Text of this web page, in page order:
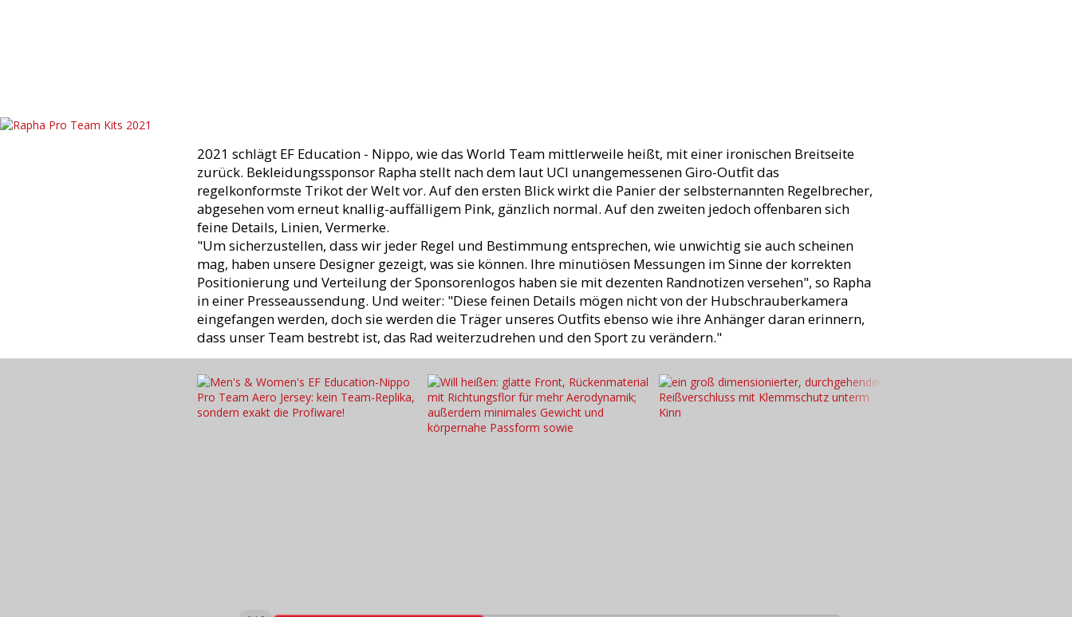
2021 schlägt EF Education - Nippo, wie das World Team mittlerweile heißt, mit einer ironischen Breitseite
zurück. Bekleidungssponsor Rapha stellt nach dem laut UCI unangemessenen Giro-Outfit das
regelkonformste Trikot der Welt vor. Auf den ersten Blick wirkt die Panier der selbsternannten Regelbrecher,
abgesehen vom erneut knallig-auffälligem Pink, gänzlich normal. Auf den zweiten jedoch offenbaren sich
feine Details, Linien, Vermerke.
"Um sicherzustellen, dass wir jeder Regel und Bestimmung entsprechen, wie unwichtig sie auch scheinen
mag, haben unsere Designer gezeigt, was sie können. Ihre minutiösen Messungen im Sinne der korrekten
Positionierung und Verteilung der Sponsorenlogos haben sie mit dezenten Randnotizen versehen", so Rapha
in einer Presseaussendung. Und weiter: "Diese feinen Details mögen nicht von der Hubschrauberkamera
eingefangen werden, doch sie werden die Träger unseres Outfits ebenso wie ihre Anhänger daran erinnern,
dass unser Team bestrebt ist, das Rad weiterzudrehen und den Sport zu verändern."